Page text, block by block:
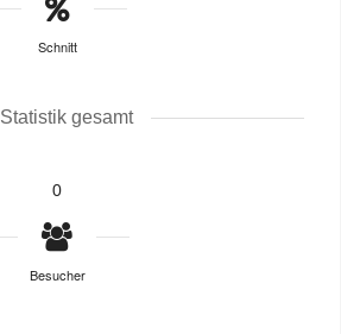
Schnitt
Statistik gesamt
0
Besucher